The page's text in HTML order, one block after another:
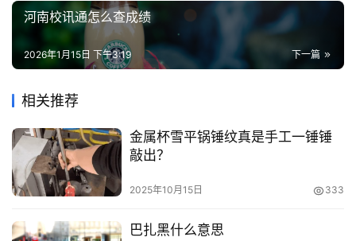
河南校讯通怎么查成绩
下一篇
2026年1月15日 下午3:19
相关推荐
金属杯雪平锅锤纹真是手工一锤锤
敲出？
2025年10月15日 333
巴扎黑什么意思